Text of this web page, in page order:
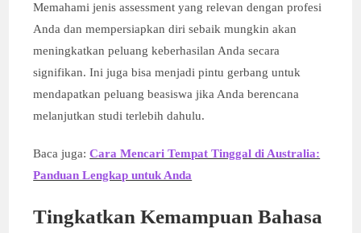
Memahami jenis assessment yang relevan dengan profesi
Anda dan mempersiapkan diri sebaik mungkin akan
meningkatkan peluang keberhasilan Anda secara
signifikan. Ini juga bisa menjadi pintu gerbang untuk
mendapatkan peluang beasiswa jika Anda berencana
melanjutkan studi terlebih dahulu.
Baca juga:Cara Mencari Tempat Tinggal di Australia:
Panduan Lengkap untuk Anda
Tingkatkan Kemampuan Bahasa